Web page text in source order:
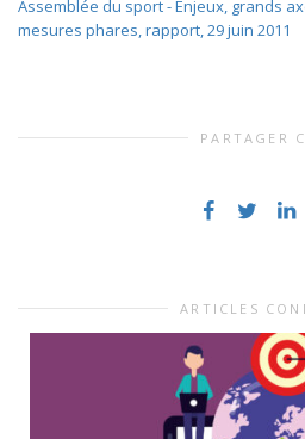
Assemblée du sport - Enjeux, grands
mesures phares, rapport, 29 juin 2011
PARTAGER
ARTICLES